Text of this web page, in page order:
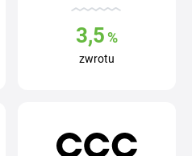
3,5%
zwrotu